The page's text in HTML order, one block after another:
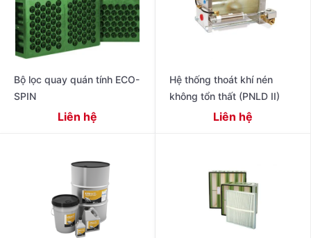
Bộ lọc quay quán tính ECO-
SPIN
Liên hệ
Hệ thống thoát khí nén
không tổn thất (PNLD II)
Liên hệ